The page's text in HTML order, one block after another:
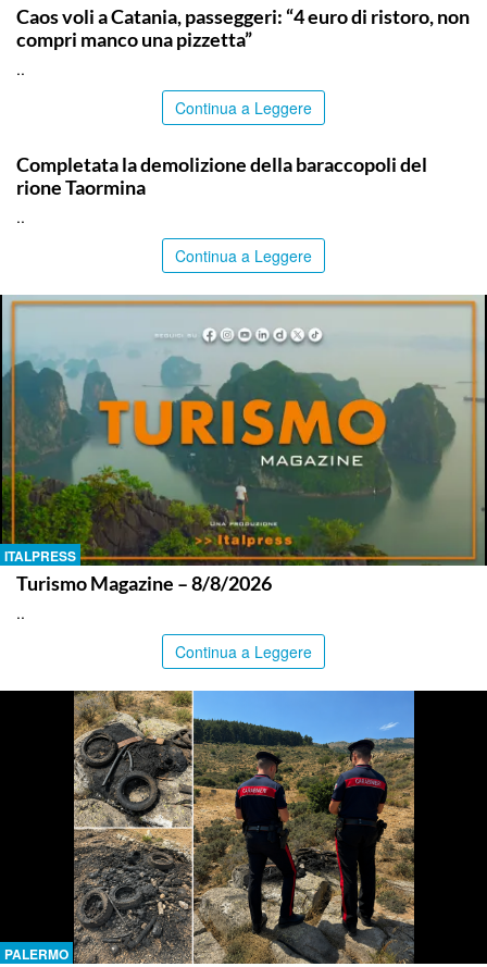
Caos voli a Catania, passeggeri: “4 euro di ristoro, non
compri manco una pizzetta”
..
Continua a Leggere
Completata la demolizione della baraccopoli del
rione Taormina
..
Continua a Leggere
ITALPRESS
Turismo Magazine – 8/8/2026
..
Continua a Leggere
PALERMO